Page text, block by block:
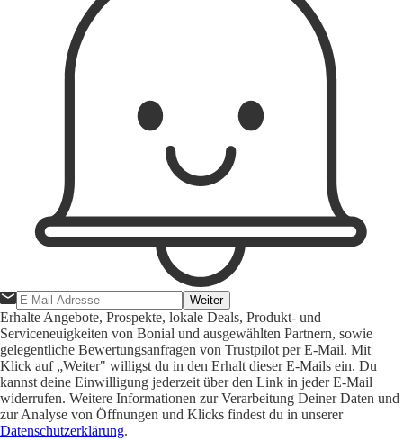
Weiter
Erhalte Angebote, Prospekte, lokale Deals, Produkt- und
Serviceneuigkeiten von Bonial und ausgewählten Partnern, sowie
gelegentliche Bewertungsanfragen von Trustpilot per E-Mail. Mit
Klick auf „Weiter" willigst du in den Erhalt dieser E-Mails ein. Du
kannst deine Einwilligung jederzeit über den Link in jeder E-Mail
widerrufen. Weitere Informationen zur Verarbeitung Deiner Daten und
zur Analyse von Öffnungen und Klicks findest du in unserer
Datenschutzerklärung.